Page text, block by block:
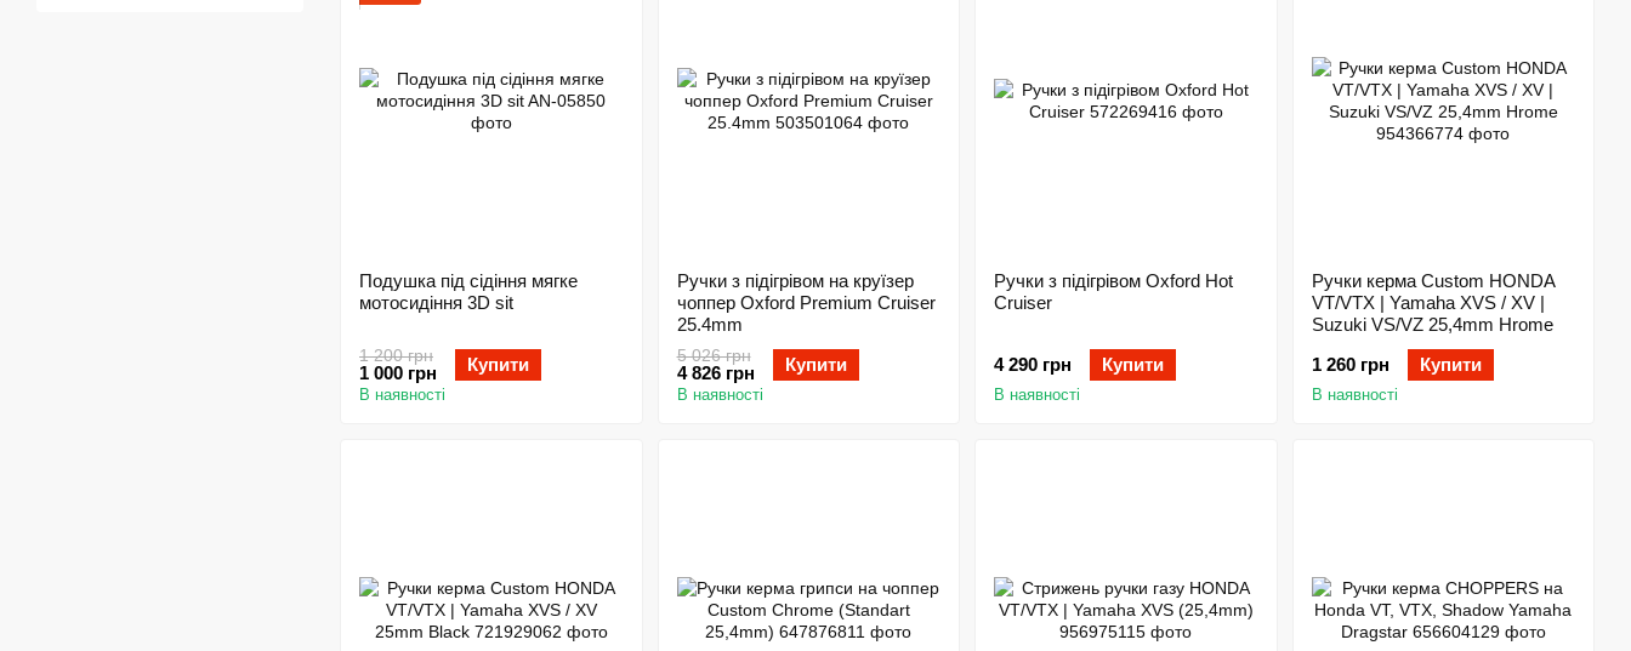
Подушка під сідіння мягке
мотосидіння 3D sit
1 200 грн
1 000 грн Купити
В наявності
Ручки з підігрівом на круїзер
чоппер Oxford Premium Cruiser
25.4mm
5 026 грн
4 826 грн Купити
В наявності
Ручки з підігрівом Oxford Hot
Cruiser
4 290 грн Купити
В наявності
Ручки керма Custom HONDA
VT/VTX | Yamaha XVS / XV |
Suzuki VS/VZ 25,4mm Hrome
1 260 грн
Купити
В наявності